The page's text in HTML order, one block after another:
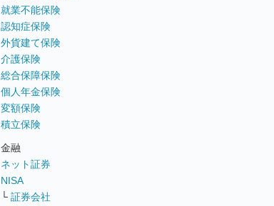
就業不能保険
認知症保険
外貨建て保険
介護保険
総合保障保険
個人年金保険
変額保険
積立保険
金融
ネット証券
NISA
└ 証券会社